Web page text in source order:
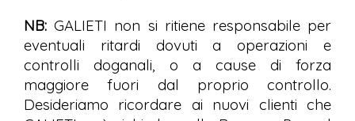
NB: GALIETI non si ritiene responsabile per
eventuali ritardi dovuti a operazioni e
controlli doganali, o a cause di forza
maggiore fuori dal proprio controllo.
Desideriamo ricordare ai nuovi clienti che